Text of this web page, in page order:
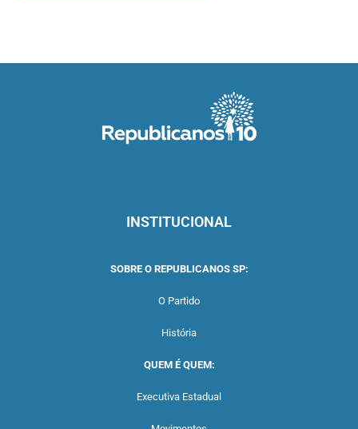
INSTITUCIONAL
SOBRE O REPUBLICANOS SP:
O Partido
História
QUEM É QUEM:
Executiva Estadual